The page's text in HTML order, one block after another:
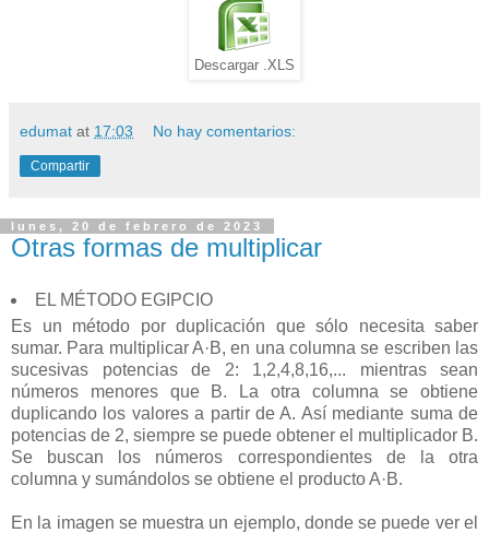
Descargar .XLS
edumat at 17:03 No hay comentarios:
Compartir
lunes, 20 de febrero de 2023
Otras formas de multiplicar
EL MÉTODO EGIPCIO
Es un método por duplicación que sólo necesita saber
sumar. Para multiplicar A·B, en una columna se escriben las
sucesivas potencias de 2: 1,2,4,8,16,... mientras sean
números menores que B. La otra columna se obtiene
duplicando los valores a partir de A. Así mediante suma de
potencias de 2, siempre se puede obtener el multiplicador B.
Se buscan los números correspondientes de la otra
columna y sumándolos se obtiene el producto A·B.
En la imagen se muestra un ejemplo, donde se puede ver el